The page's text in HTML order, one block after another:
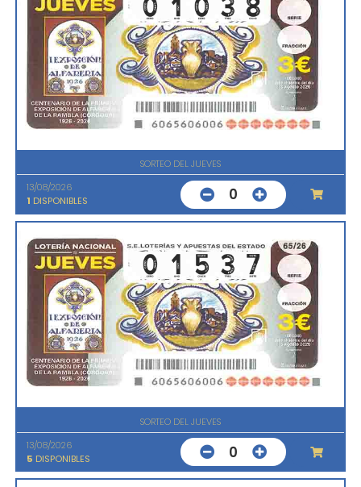
SORTEO DEL JUEVES
13/08/2026
1 DISPONIBLES 0
SORTEO DEL JUEVES
13/08/2026
5 DISPONIBLES 0